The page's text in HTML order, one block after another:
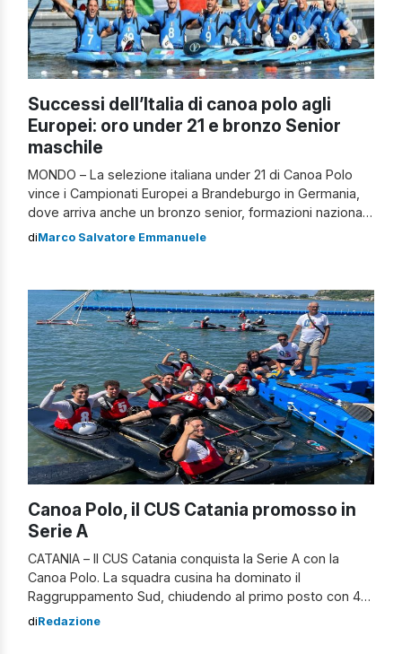
Successi dell’Italia di canoa polo agli
Europei: oro under 21 e bronzo Senior
maschile
MONDO – La selezione italiana under 21 di Canoa Polo
vince i Campionati Europei a Brandeburgo in Germania,
dove arriva anche un bronzo senior, formazioni nazionali
nelle quali sono presenti svariati elementi appartenenti a
Alto Adige, concludendo con quattro […]
diMarco Salvatore Emmanuele
Canoa Polo, il CUS Catania promosso in
Serie A
CATANIA – Il CUS Catania conquista la Serie A con la
Canoa Polo. La squadra cusina ha dominato il
Raggruppamento Sud, chiudendo al primo posto con 44
punti e distinguendosi come miglior attacco e miglior
diRedazione